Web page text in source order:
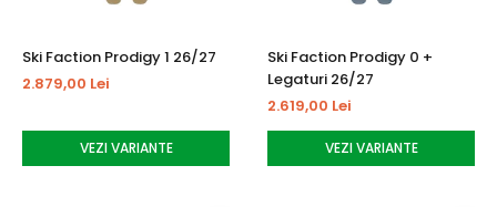
Ski Faction Prodigy 1 26/27
2.879,00 Lei
VEZI VARIANTE
Ski Faction Prodigy 0 +
Legaturi 26/27
2.619,00 Lei
VEZI VARIANTE